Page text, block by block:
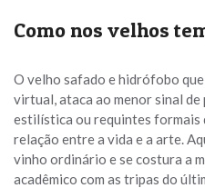
Como nos velhos
O velho safado e hidrófobo
virtual, ataca ao menor sinal
estilística ou requintes formais
relação entre a vida e a arte.
vinho ordinário e se costura a
acadêmico com as tripas do